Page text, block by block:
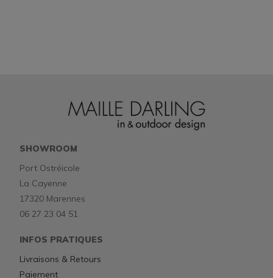
SHOWROOM
Port Ostréicole
La Cayenne
17320 Marennes
06 27 23 04 51
INFOS PRATIQUES
Livraisons & Retours
Paiement